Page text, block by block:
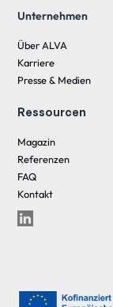
Unternehmen
Über ALVA
Karriere
Presse & Medien
Ressourcen
Magazin
Referenzen
FAQ
Kontakt